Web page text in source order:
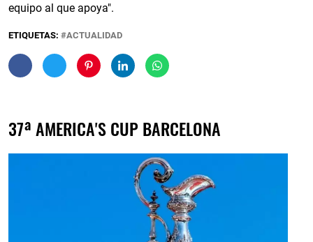
equipo al que apoya".
ETIQUETAS: ACTUALIDAD
37ª AMERICA'S CUP BARCELONA